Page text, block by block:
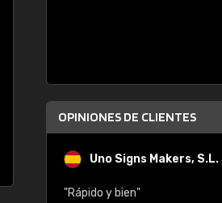
OPINIONES DE CLIENTES
Uno Signs Makers, S.L.
"Rápido y bien"